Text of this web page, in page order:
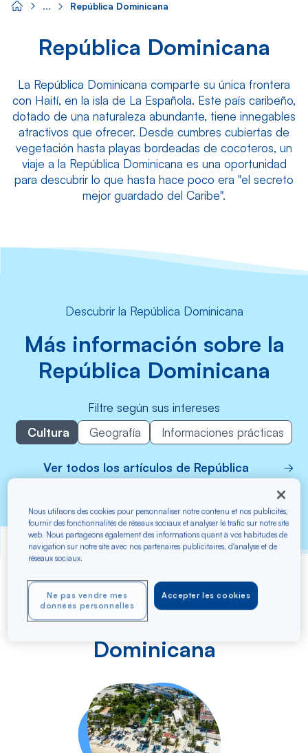
República Dominicana
República Dominicana
La República Dominicana comparte su única frontera
con Haití, en la isla de La Española. Este país caribeño,
dotado de una naturaleza abundante, tiene innegables
atractivos que ofrecer. Desde cumbres cubiertas de
vegetación hasta playas bordeadas de cocoteros, un
viaje a la República Dominicana es una oportunidad
para descubrir lo que hasta hace poco era "el secreto
mejor guardado del Caribe".
Descubrir la República Dominicana
Más información sobre la
República Dominicana
Filtre según sus intereses
Cultura
Geografía Informaciones prácticas
Ver todos los artículos de República
Buscar un vuelo a República Dominicana
Volar a la República
Dominicana
Nous utilisons des cookies pour personnaliser notre contenu et nos publicités,
fournir des fonctionnalités de réseaux sociaux et analyser le trafic sur notre site
web. Nous partageons également des informations quant à vos habitudes de
navigation sur notre site avec nos partenaires publicitaires, d'analyse et de
réseaux sociaux.
Accepter les cookies
Ne pas vendre mes
données personnelles